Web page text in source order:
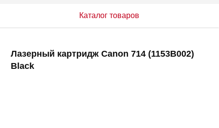
Каталог товаров
Лазерный картридж Canon 714 (1153B002)
Black